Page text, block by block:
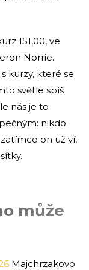
151,00, ve
Norrie.
kurzy, které se
světle spíš
nás je to
nikdo
on už ví,
může
Majchrzakovo